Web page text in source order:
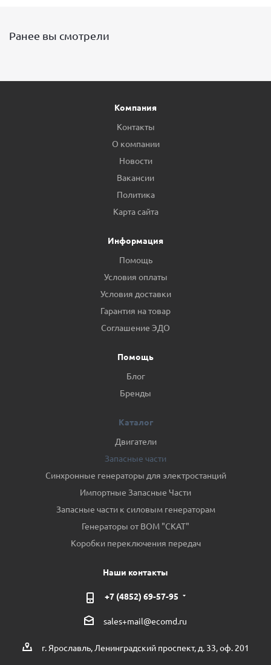
Ранее вы смотрели
Компания
Контакты
О компании
Новости
Вакансии
Политика
Карта сайта
Информация
Помощь
Условия оплаты
Условия доставки
Гарантия на товар
Соглашение ЭДО
Помощь
Блог
Бренды
Каталог
Двигатели
Запасные части
Синхронные генераторы для электростанций
Импортные Запасные Части
Запасные части к силовым генераторам
Генераторы от ВОМ "СКАТ"
Коробки переключения передач
Наши контакты
+7 (4852) 69-57-95
sales+mail@ecomd.ru
г. Ярославль, Ленинградский проспект, д. 33, оф. 201